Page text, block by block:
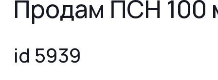
Продам ПСН 100
id 5939